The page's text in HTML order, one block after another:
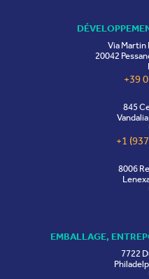
Via Martin
20042
+39
845
+1
8006
EMBALLAGE,
7722